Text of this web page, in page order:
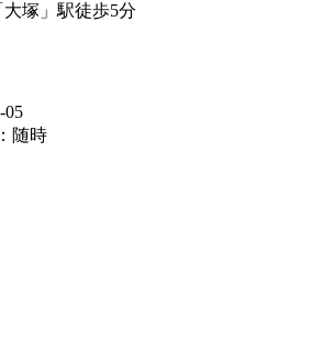
大塚」駅徒歩5分
05
随時